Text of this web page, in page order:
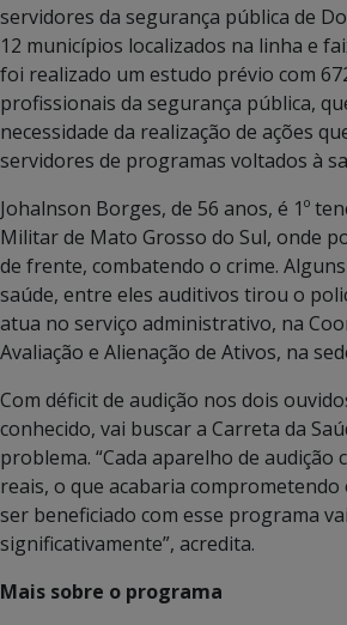
servidores da segurança pública de
12 municípios localizados na linha e
foi realizado um estudo prévio com
profissionais da segurança pública,
necessidade da realização de ações
servidores de programas voltados à
Johalnson Borges, de 56 anos, é 1º
Militar de Mato Grosso do Sul, onde
de frente, combatendo o crime.
saúde, entre eles auditivos tirou o
atua no serviço administrativo, na
Avaliação e Alienação de Ativos, na
Com déficit de audição nos dois
conhecido, vai buscar a Carreta da
problema. “Cada aparelho de audição
reais, o que acabaria
ser beneficiado com esse programa
significativamente”, acredita.
Mais sobre o programa